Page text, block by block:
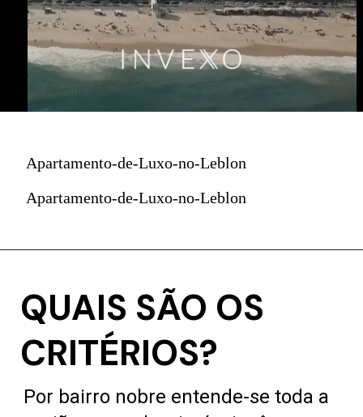
Apartamento-de-Luxo-no-Leblon
Apartamento-de-Luxo-no-Leblon
QUAIS SÃO OS
CRITÉRIOS?
Por bairro nobre entende-se toda a